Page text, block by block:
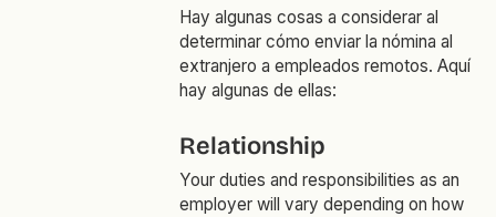
Hay algunas cosas a considerar al
determinar cómo enviar la nómina al
extranjero a empleados remotos. Aquí
hay algunas de ellas:
Relationship
Your duties and responsibilities as an
employer will vary depending on how